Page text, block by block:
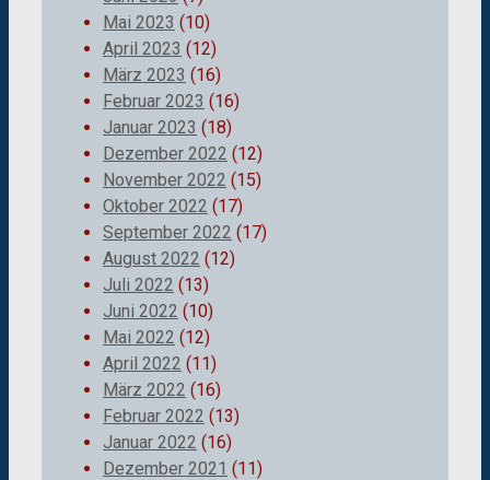
Mai 2023 (10)
April 2023 (12)
März 2023 (16)
Februar 2023 (16)
Januar 2023 (18)
Dezember 2022 (12)
November 2022 (15)
Oktober 2022 (17)
September 2022 (17)
August 2022 (12)
Juli 2022 (13)
Juni 2022 (10)
Mai 2022 (12)
April 2022 (11)
März 2022 (16)
Februar 2022 (13)
Januar 2022 (16)
Dezember 2021 (11)